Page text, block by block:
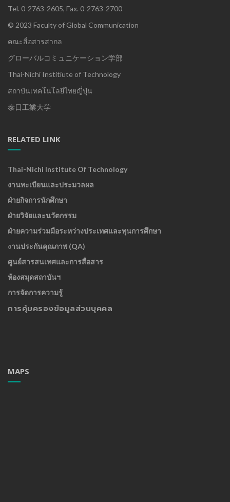
Tel. 0-2763-2605, Fax. 0-2763-2700
© 2023 Faculty of Global Communication
คณะสื่อสารสากล
グローバルコミュニケーション学部
Thai-Nichi Institiute of Technology
สถาบันเทคโนโลยีไทยญี่ปุ่น
泰日工業大学
RELATED LINK
Thai-Nichi Institute Of Technology
งานทะเบียนและประมวลผล
ฝ่ายกิจการนักศึกษา
ฝ่ายวิจัยและนวัตกรรม
ฝ่ายความร่วมมือระหว่างประเทศและทุนการศึกษา
งานประกันคุณภาพ (QA)
ศูนย์สารสนเทศและการสื่อสาร
ห้องสมุดสถาบันฯ
การจัดการความรู้
การคุ้มครองข้อมูลส่วนบุคคล
MAPS